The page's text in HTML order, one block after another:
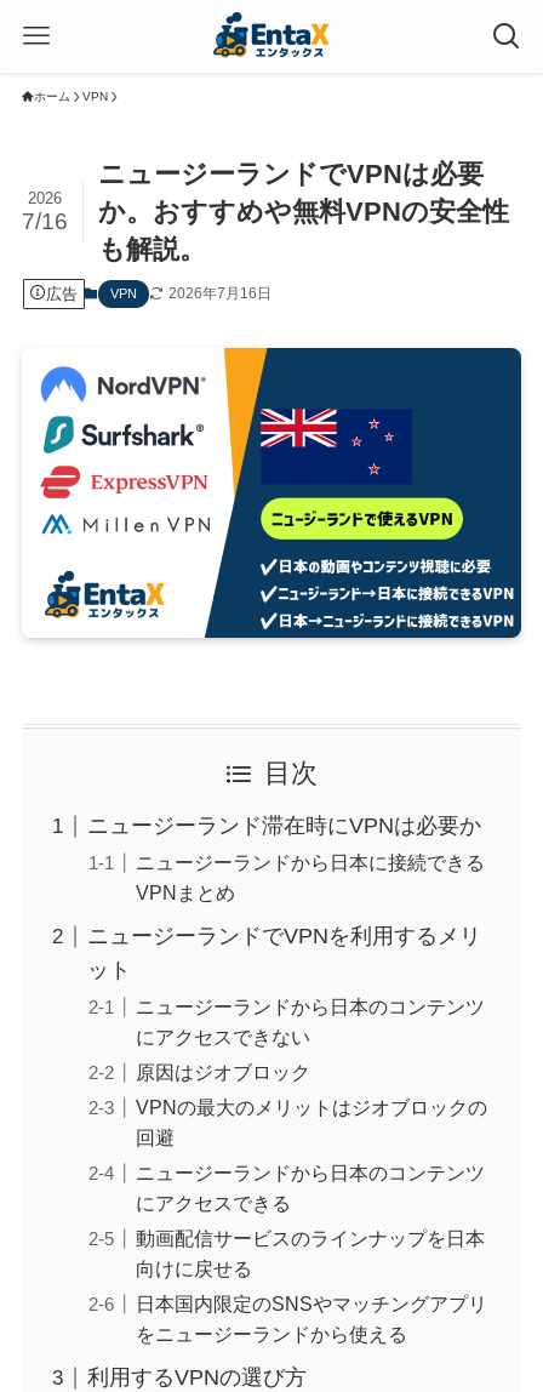
ホーム VPN
ニュージーランドでVPNは必要
か。おすすめや無料VPNの安全性
も解説。
2026
7/16
広告 VPN 2026年7月16日
目次
ニュージーランド滞在時にVPNは必要か
ニュージーランドから日本に接続できる
VPNまとめ
ニュージーランドでVPNを利用するメリ
ット
ニュージーランドから日本のコンテンツ
にアクセスできない
原因はジオブロック
VPNの最大のメリットはジオブロックの
回避
ニュージーランドから日本のコンテンツ
にアクセスできる
動画配信サービスのラインナップを日本
向けに戻せる
日本国内限定のSNSやマッチングアプリ
をニュージーランドから使える
利用するVPNの選び方